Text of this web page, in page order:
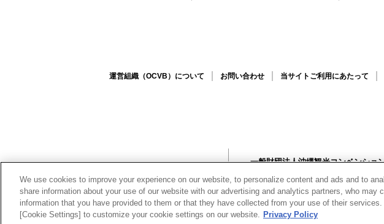
運営組織（OCVB）について お問い合わせ 当サイトご利用にあたって
一般財団法人沖縄観光コンベンシ
〒901-0152 沖縄県那覇市字小禄
© 2017–2026 Okinawa Convention &
We use cookies to improve your experience on our website, to personalize content and ads and to
share information about your use of our website with our advertising and analytics partners, who may
information that you have provided to them or that they have collected from your use of their
[Cookie Settings] to customize your cookie settings on our website. Privacy Policy